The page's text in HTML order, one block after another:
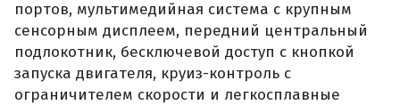
портов, мультимедийная система с крупным
сенсорным дисплеем, передний центральный
подлокотник, бесключевой доступ с кнопкой
запуска двигателя, круиз-контроль с
ограничителем скорости и легкосплавные